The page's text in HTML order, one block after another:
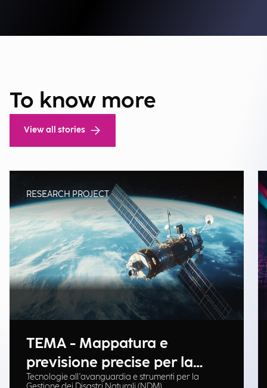
To know more
View all stories
RESEARCH PROJECT
TEMA - Mappatura e
previsione precise per la
gestione delle emergenze
Tecnologie all'avanguardia e strumenti per la